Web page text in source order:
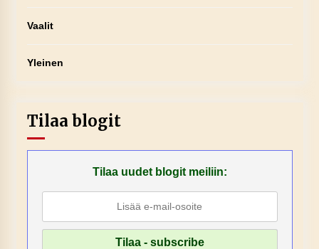
Vaalit
Yleinen
Tilaa blogit
Tilaa uudet blogit meiliin: